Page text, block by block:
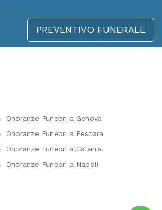
PREVENTIVO FUNERALE
Onoranze Funebri a Genova
Onoranze Funebri a Pescara
Onoranze Funebri a Catania
Onoranze Funebri a Napoli